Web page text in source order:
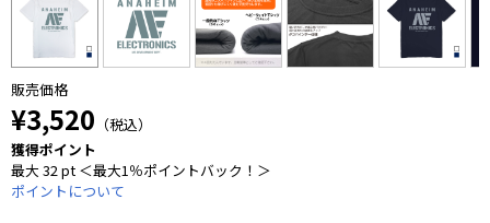
販売価格
¥3,520 （税込）
獲得ポイント
最大 32 pt ＜最大1％ポイントバック！＞
ポイントについて